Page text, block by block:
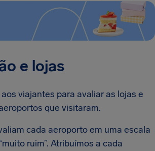
e lojas
viajantes para avaliar as lojas e
que visitaram.
cada aeroporto em uma escala
ruim”. Atribuímos a cada